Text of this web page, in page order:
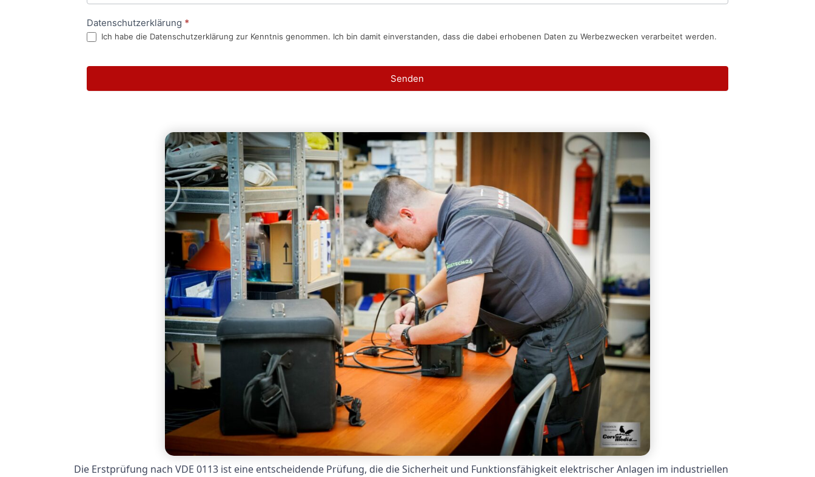
Datenschutzerklärung *
Ich habe die Datenschutzerklärung zur Kenntnis genommen. Ich bin damit einverstanden, dass die dabei erhobenen Daten zu Werbezwecken verarbeitet werden.
Senden
Die Erstprüfung nach VDE 0113 ist eine entscheidende Prüfung, die die Sicherheit und Funktionsfähigkeit elektrischer Anlagen im industriellen